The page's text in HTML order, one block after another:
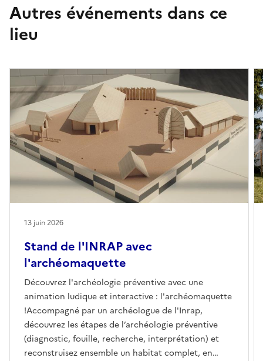
Autres événements dans ce
lieu
Stand de l'INRAP avec
l'archéomaquette
Découvrez l'archéologie préventive avec une
animation ludique et interactive : l'archéomaquette
!Accompagné par un archéologue de l'Inrap,
découvrez les étapes de l’archéologie préventive
(diagnostic, fouille, recherche, interprétation) et
reconstruisez ensemble un habitat complet, en
13 juin 2026